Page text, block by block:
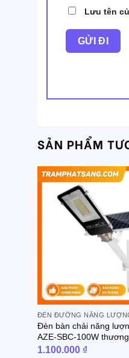
Lưu tên
SẢN PHẨM
ĐÈN ĐƯỜNG NĂNG
Đèn bàn chải năng
AZE-SBC-100W
1.100.000 ₫